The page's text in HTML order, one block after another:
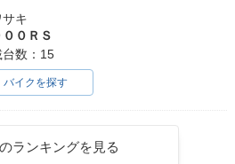
サキ
００ＲＳ
台数：15
バイクを探す
ランキングを見る